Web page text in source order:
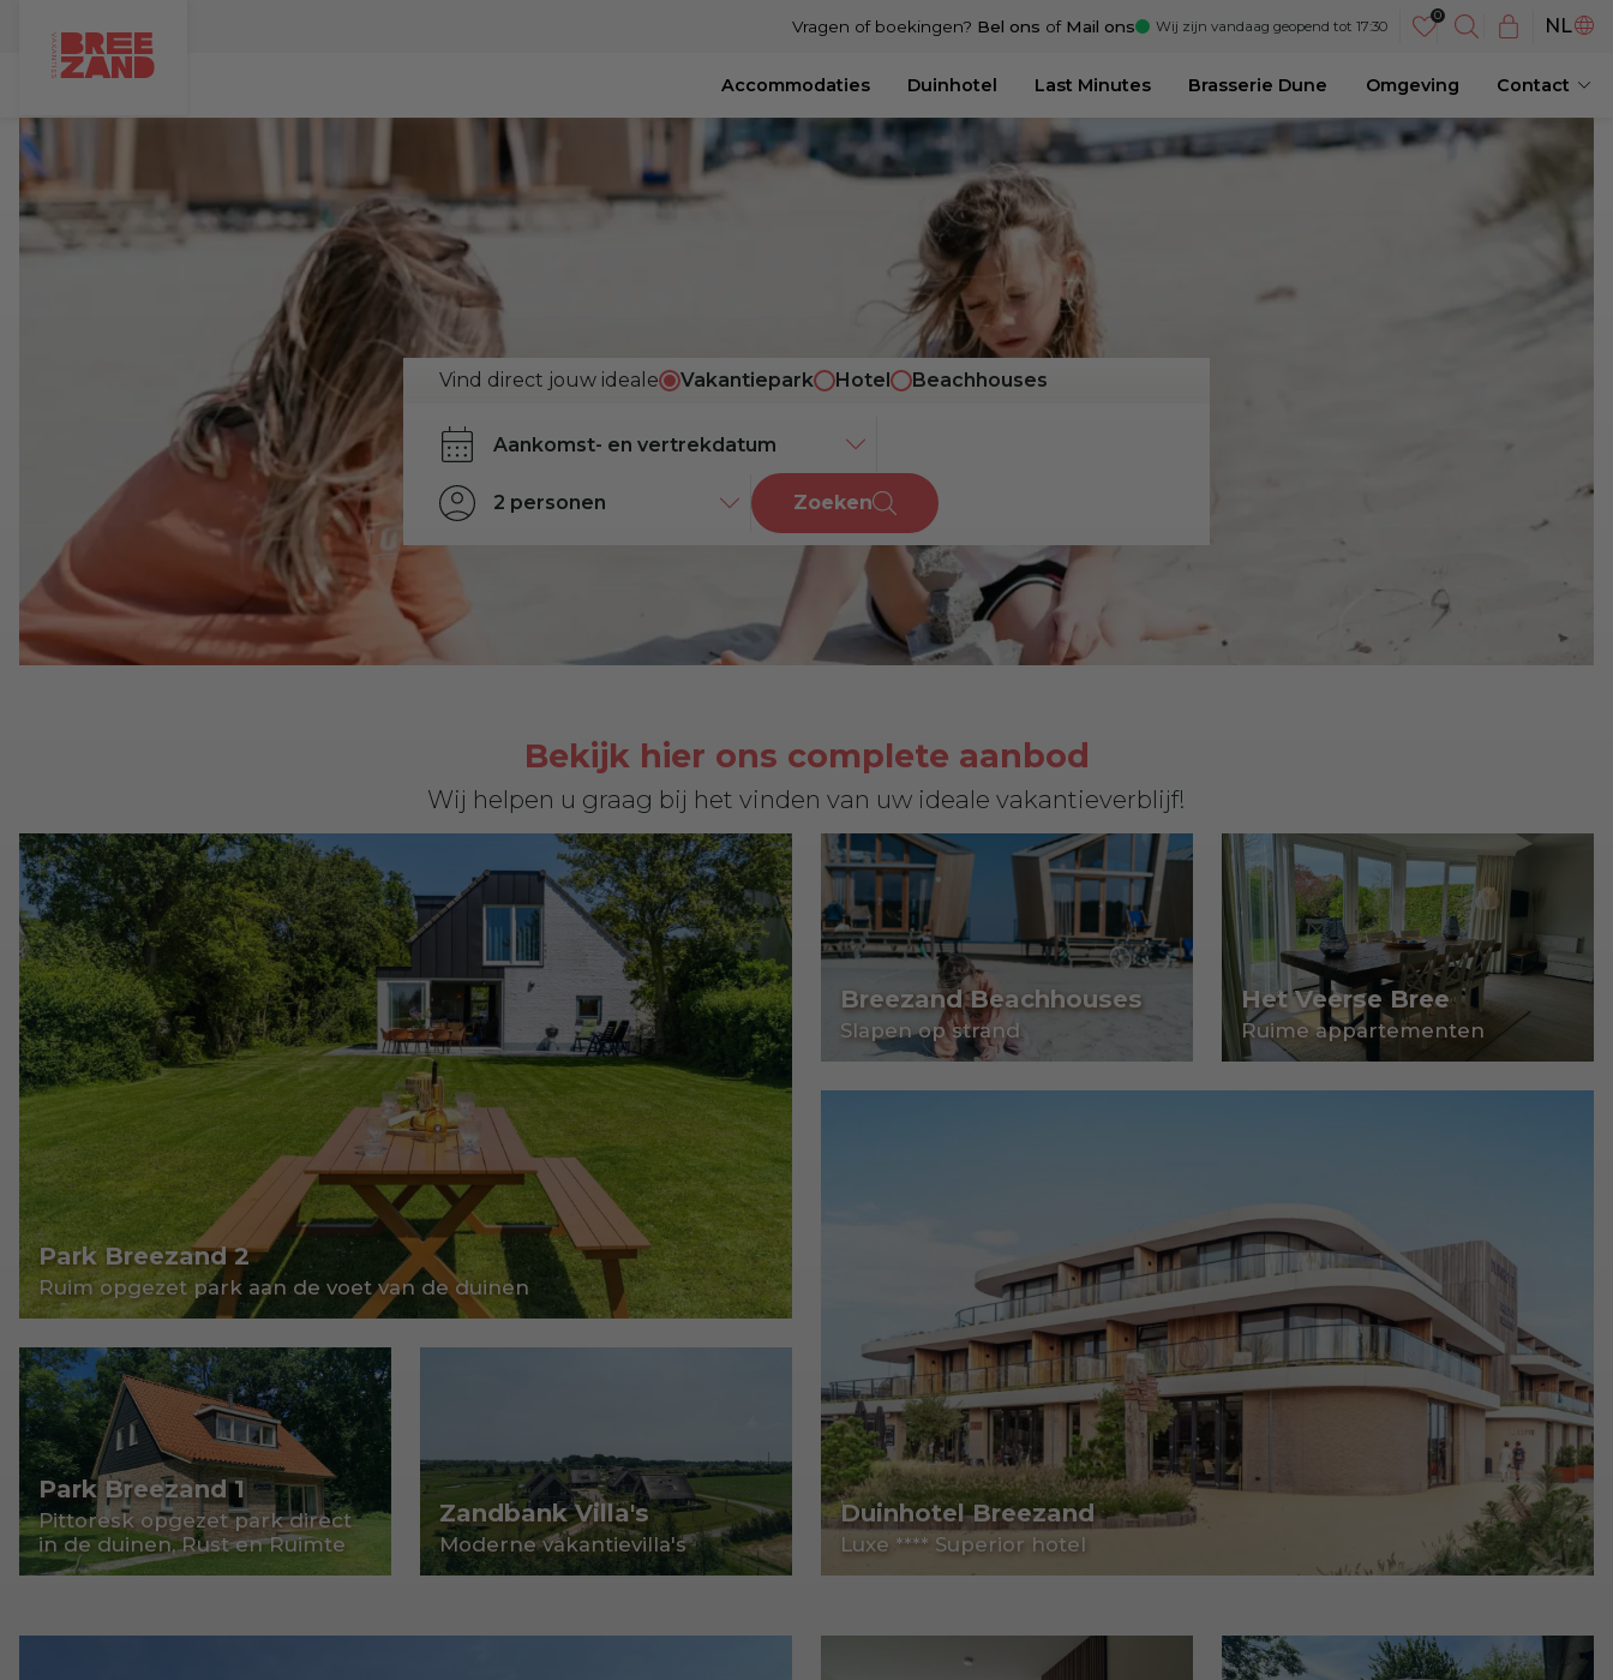
Vragen of boekingen? Bel ons of Mail ons Wij zijn vandaag geopend tot 17:30 NLDE
EN
Accommodaties Duinhotel Last Minutes Brasserie Dune Omgeving Contact
Vind direct jouw ideale Vakantiepark Hotel Beachhouses
2 personen Zoeken
Bekijk hier ons complete aanbod
Wij helpen u graag bij het vinden van uw ideale vakantieverblijf!
Park Breezand 2
Ruim opgezet park aan de voet van de duinen
Breezand Beachhouses
Slapen op strand
Het Veerse Bree
Ruime appartementen
Duinhotel Breezand
Luxe **** Superior hotel
Park Breezand 1
Pittoresk opgezet park direct
in de duinen, Rust en Ruimte
Zandbank Villa's
Moderne vakantievilla's